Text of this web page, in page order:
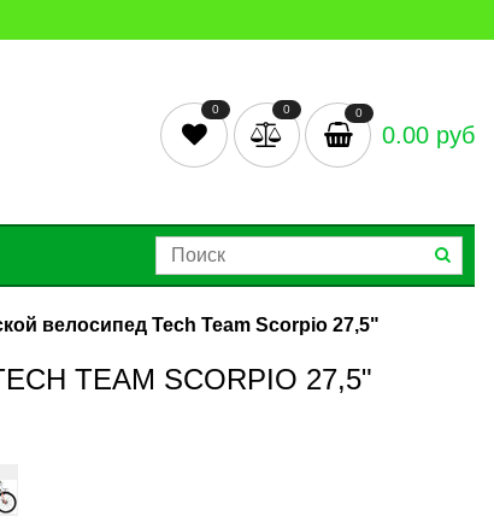
0 0 0
0.00 руб
велосипед Tech Team Scorpio 27,5"
TEAM SCORPIO 27,5"